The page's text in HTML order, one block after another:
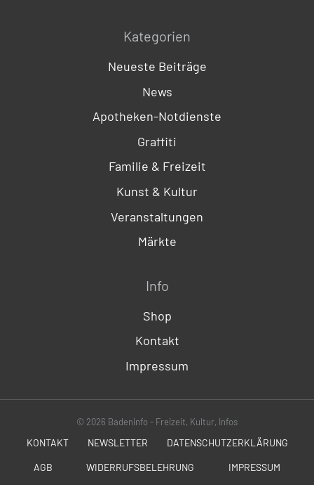
Kategorien
Neueste Beiträge
News
Apotheken-Notdienste
Graffiti
Familie & Freizeit
Kunst & Kultur
Veranstaltungen
Märkte
Info
Shop
Kontakt
Impressum
© 2026 Badeninfo - Freizeit, Kultur, Infos
KONTAKT NEWSLETTER DATENSCHUTZERKLÄRUNG
AGB WIDERRUFSBELEHRUNG IMPRESSUM